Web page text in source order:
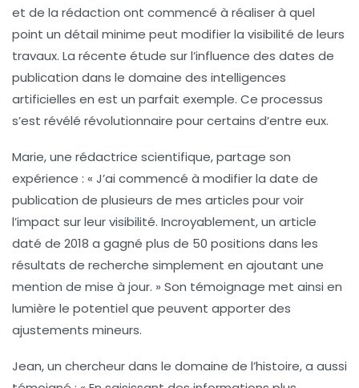
et de la rédaction ont commencé à réaliser à quel
point un détail minime peut modifier la visibilité de leurs
travaux. La récente étude sur l’influence des dates de
publication dans le domaine des intelligences
artificielles en est un parfait exemple. Ce processus
s’est révélé révolutionnaire pour certains d’entre eux.
Marie, une rédactrice scientifique, partage son
expérience : « J’ai commencé à modifier la date de
publication de plusieurs de mes articles pour voir
l’impact sur leurvisibilité. Incroyablement, un article
daté de 2018 a gagné plus de 50 positions dans les
résultats de recherche simplement en ajoutant une
mention de mise à jour. » Son témoignage met ainsi en
lumière le potentiel que peuvent apporter des
ajustements mineurs.
Jean, un chercheur dans le domaine de l’histoire, a aussi